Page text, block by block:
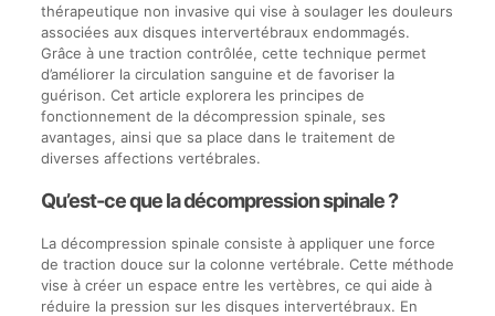
thérapeutique non invasive qui vise à soulager les douleurs
associées aux disques intervertébraux endommagés.
Grâce à une traction contrôlée, cette technique permet
d’améliorer la circulation sanguine et de favoriser la
guérison. Cet article explorera les principes de
fonctionnement de la décompression spinale, ses
avantages, ainsi que sa place dans le traitement de
diverses affections vertébrales.
Qu’est-ce que la décompression spinale ?
La décompression spinale consiste à appliquer une force
de traction douce sur la colonne vertébrale. Cette méthode
vise à créer un espace entre les vertèbres, ce qui aide à
réduire la pression sur les disques intervertébraux. En